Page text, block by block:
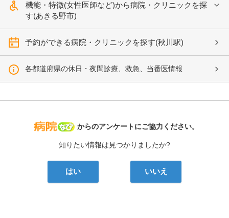
機能・特徴(女性医師など)から病院・クリニックを探
す(あきる野市)
予約ができる病院・クリニックを探す(秋川駅)
各都道府県の休日・夜間診療、救急、当番医情報
病院なび
からのアンケートにご協力ください。
知りたい情報は見つかりましたか?
はい いいえ